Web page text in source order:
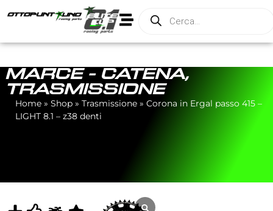
MARCE - CATENA,
TRASMISSIONE
Home » Shop » Trasmissione » Corona in Ergal passo 415 –
LIGHT 8.1 – z38 denti